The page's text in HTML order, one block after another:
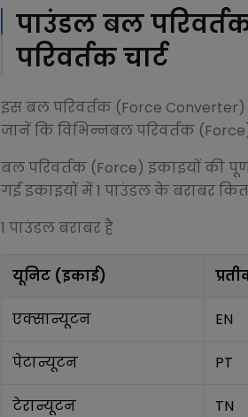
पाउंडलबल
परिवर्तक चार्ट
इसबल परिवर्तक (Force Converter)
जानें कि विभिन्नबल परिवर्तक
बल परिवर्तक (Force) इकाइयों की
गई इकाइयों में 1 पाउंडलके बराबर
1 पाउंडलबराबर है
यूनिट (इकाई)
एक्सान्यूटन EN
पेटान्यूटन PT
टेरान्यूटन TN